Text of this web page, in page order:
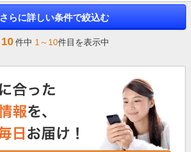
さらに詳しい条件で絞込む
10件中 1～10件目を表示中